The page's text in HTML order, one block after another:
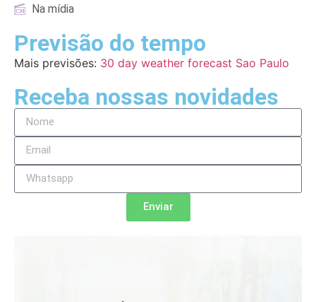
Na mídia
Previsão do tempo
Mais previsões: 30 day weather forecast Sao Paulo
Receba nossas novidades
Enviar